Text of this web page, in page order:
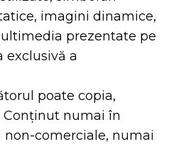
imagini dinamice,
prezentate pe
exclusivă a
poate copia,
Conținut numai în
non-comerciale, numai